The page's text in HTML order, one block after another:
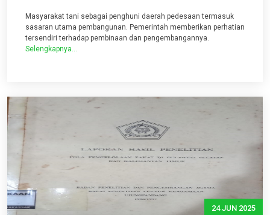
Masyarakat tani sebagai penghuni daerah pedesaan termasuk
sasaran utama pembangunan. Pemerintah memberikan perhatian
tersendiri terhadap pembinaan dan pengembangannya.
Selengkapnya...
24 JUN 2025